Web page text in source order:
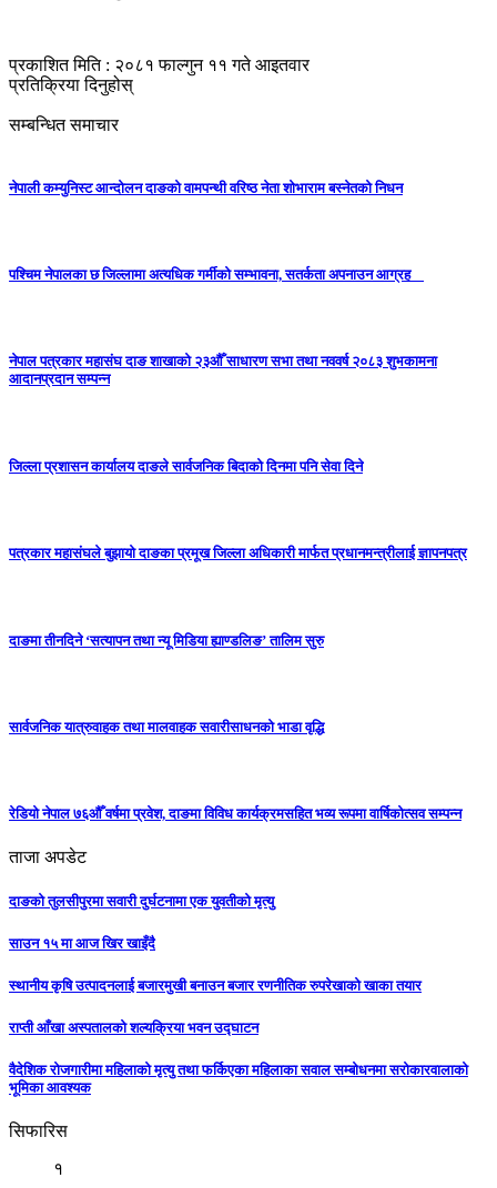
प्रकाशित मिति : २०८१ फाल्गुन ११ गते आइतवार
प्रतिक्रिया दिनुहोस्
सम्बन्धित समाचार
नेपाली कम्युनिस्ट आन्दोलन दाङको वामपन्थी वरिष्ठ नेता शोभाराम बस्नेतको निधन
पश्चिम नेपालका छ जिल्लामा अत्यधिक गर्मीको सम्भावना, सतर्कता अपनाउन आग्रह
नेपाल पत्रकार महासंघ दाङ शाखाको २३औँ साधारण सभा तथा नववर्ष २०८३ शुभकामना
आदानप्रदान सम्पन्न
जिल्ला प्रशासन कार्यालय दाङले सार्वजनिक बिदाको दिनमा पनि सेवा दिने
पत्रकार महासंघले बुझायो दाङका प्रमूख जिल्ला अधिकारी मार्फत प्रधानमन्त्रीलाई ज्ञापनपत्र
दाङमा तीनदिने ‘सत्यापन तथा न्यू मिडिया ह्याण्डलिङ’ तालिम सुरु
सार्वजनिक यात्रुवाहक तथा मालवाहक सवारीसाधनको भाडा वृद्धि
रेडियो नेपाल ७६औँ वर्षमा प्रवेश, दाङमा विविध कार्यक्रमसहित भव्य रूपमा वार्षिकोत्सव सम्पन्न
ताजा अपडेट
दाङको तुलसीपुरमा सवारी दुर्घटनामा एक युवतीको मृत्यु
साउन १५ मा आज खिर खाइँदै
स्थानीय कृषि उत्पादनलाई बजारमुखी बनाउन बजार रणनीतिक रुपरेखाको खाका तयार
राप्ती आँखा अस्पतालको शल्यक्रिया भवन उद्घाटन
वैदेशिक रोजगारीमा महिलाको मृत्यु तथा फर्किएका महिलाका सवाल सम्बोधनमा सरोकारवालाको
भूमिका आवश्यक
सिफारिस
१